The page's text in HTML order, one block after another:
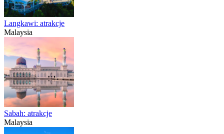
Langkawi: atrakcje
Malaysia
Sabah: atrakcje
Malaysia